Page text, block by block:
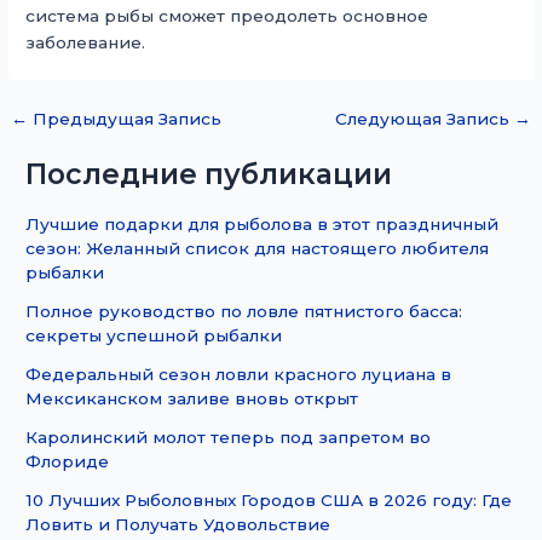
система рыбы сможет преодолеть основное
заболевание.
← Предыдущая Запись Следующая Запись →
Последние публикации
Лучшие подарки для рыболова в этот праздничный
сезон: Желанный список для настоящего любителя
рыбалки
Полное руководство по ловле пятнистого басса:
секреты успешной рыбалки
Федеральный сезон ловли красного луциана в
Мексиканском заливе вновь открыт
Каролинский молот теперь под запретом во
Флориде
10 Лучших Рыболовных Городов США в 2026 году: Где
Ловить и Получать Удовольствие